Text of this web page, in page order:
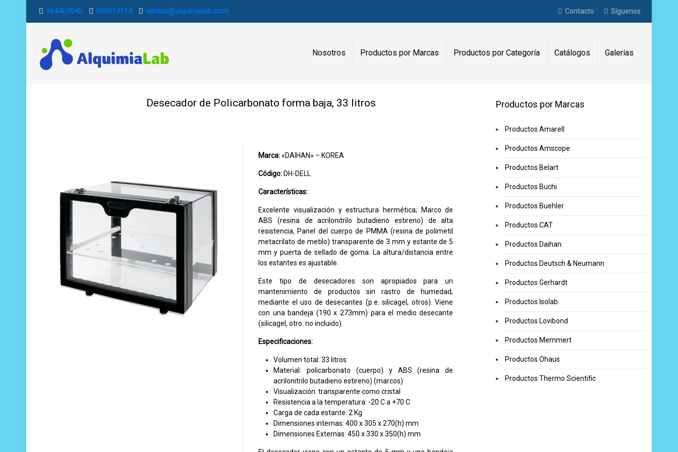
964465046 999014114 ventas@alquimialab.com Contacto Síguenos
Nosotros Productos por Marcas Productos por Categoría Catálogos Galerías
Desecador de Policarbonato forma baja, 33 litros
Marca:«DAIHAN» – KOREA
Código: DH-DELL
Características:
Excelente visualización y estructura hermética; Marco de
ABS (resina de acrilonitrilo butadieno estireno) de alta
resistencia, Panel del cuerpo de PMMA (resina de polimetil
metacrilato de metilo) transparente de 3 mm y estante de 5
mm y puerta de sellado de goma. La altura/distancia entre
los estantes es ajustable.
Este tipo de desecadores son apropiados para un
mantenimiento de productos sin rastro de humedad,
mediante el uso de desecantes (p.e. silicagel, otros). Viene
con una bandeja (190 x 273mm) para el medio desecante
(silicagel, otro. no incluido).
Especificaciones:
Volumen total: 33 litros
Material: policarbonato (cuerpo) y ABS (resina de
acrilonitrilo butadieno estireno) (marcos)
Visualización: transparente como cristal
Resistencia a la temperatura: -20 C a +70 C
Carga de cada estante: 2 Kg
Dimensiones internas: 400 x 305 x 270(h) mm
Dimensiones Externas: 450 x 330 x 350(h) mm
Productos por Marcas
Productos Amarell
Productos Amscope
Productos Belart
Productos Buchi
Productos Buehler
Productos CAT
Productos Daihan
Productos Deutsch & Neumann
Productos Gerhardt
Productos Isolab
Productos Lovibond
Productos Memmert
Productos Ohaus
Productos Thermo Scientific